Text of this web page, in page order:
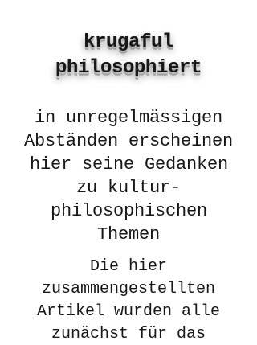
krugaful
philosophiert
in unregelmässigen
Abständen erscheinen
hier seine Gedanken
zu kultur-
philosophischen
Themen
Die hier
zusammengestellten
Artikel wurden alle
zunächst für das